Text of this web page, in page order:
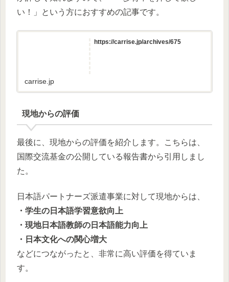
い！」という方におすすめの記事です。
https://carrise.jp/archives/675
carrise.jp
現地からの評価
最後に、現地からの評価を紹介します。こちらは、
国際交流基金の公開している報告書から引用しまし
た。
日本語パートナーズ派遣事業に対して現地からは、
・学生の日本語学習意欲向上
・現地日本語教師の日本語能力向上
・日本文化への関心増大
などにつながったと、非常に高い評価を得ていま
す。